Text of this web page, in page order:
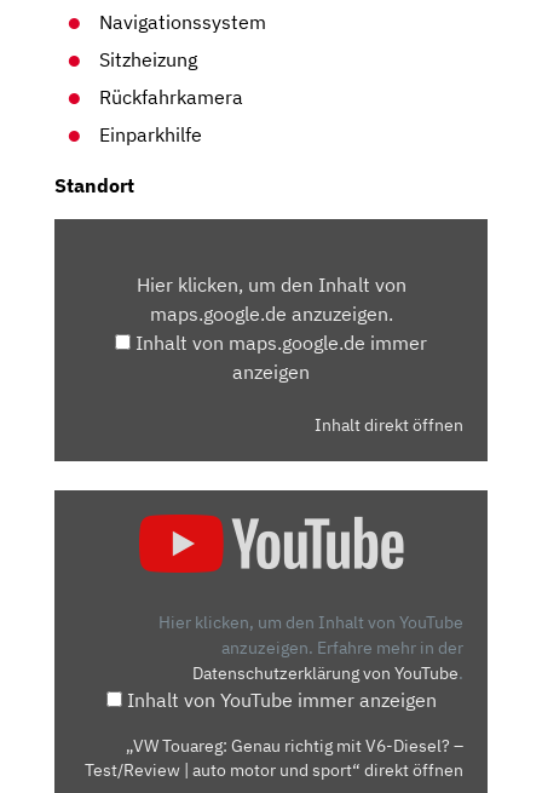
Navigationssystem
Sitzheizung
Rückfahrkamera
Einparkhilfe
Standort
MAPS.GOOGLE.DEHier klicken, um den Inhalt von
maps.google.de anzuzeigen.
Inhalt von maps.google.de immer
anzeigen
Inhalt direkt öffnen
TOUAREG:
TEST/REVIEW
Hier klicken, um den Inhalt von YouTube
anzuzeigen. Erfahre mehr in der
Datenschutzerklärung von YouTube.
Inhalt von YouTube immer anzeigen
„VW Touareg: Genau richtig mit V6-Diesel? –
Test/Review | auto motor und sport“ direkt öffnen